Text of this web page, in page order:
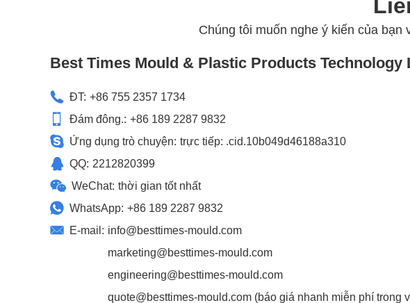
Chúng tôi muốn nghe ý kiến của
Best Times Mould & Plastic Products Technology
ĐT: +86 755 2357 1734
Đám đông.: +86 189 2287 9832
Ứng dụng trò chuyện: trực tiếp: .cid.10b049d46188a310
QQ: 2212820399
WeChat: thời gian tốt nhất
WhatsApp: +86 189 2287 9832
E-mail: info@besttimes-mould.com
marketing@besttimes-mould.com
engineering@besttimes-mould.com
quote@besttimes-mould.com (báo giá nhanh miễn phí trong